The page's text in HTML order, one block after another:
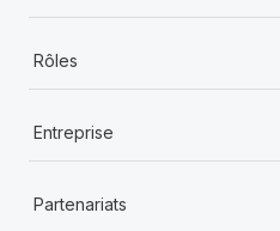
Rôles
Entreprise
Partenariats